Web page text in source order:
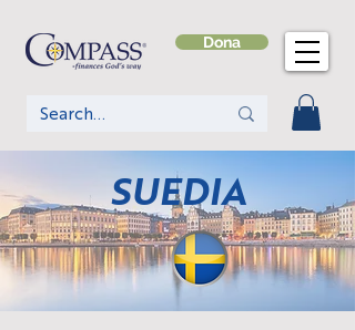
Dona
SUEDIA